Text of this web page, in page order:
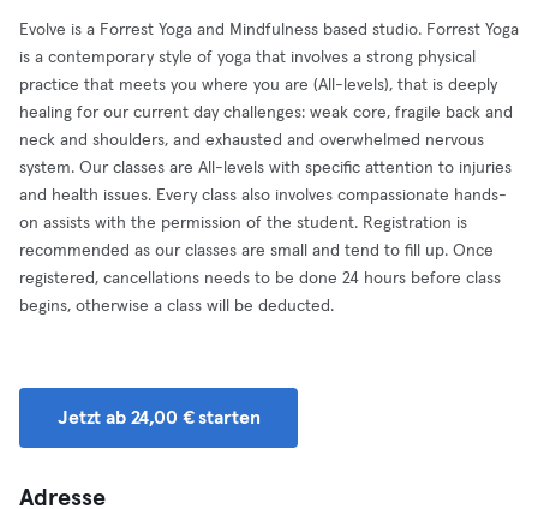
Evolve is a Forrest Yoga and Mindfulness based studio. Forrest Yoga
is a contemporary style of yoga that involves a strong physical
practice that meets you where you are (All-levels), that is deeply
healing for our current day challenges: weak core, fragile back and
neck and shoulders, and exhausted and overwhelmed nervous
system. Our classes are All-levels with specific attention to injuries
and health issues. Every class also involves compassionate hands-
on assists with the permission of the student. Registration is
recommended as our classes are small and tend to fill up. Once
registered, cancellations needs to be done 24 hours before class
begins, otherwise a class will be deducted.
Jetzt ab 24,00 € starten
Adresse